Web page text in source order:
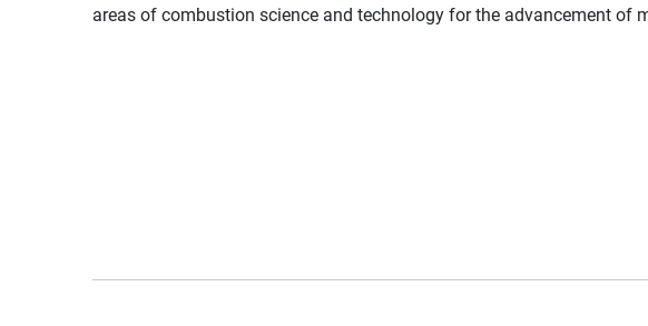
areas of combustion science and technology for the advancement of